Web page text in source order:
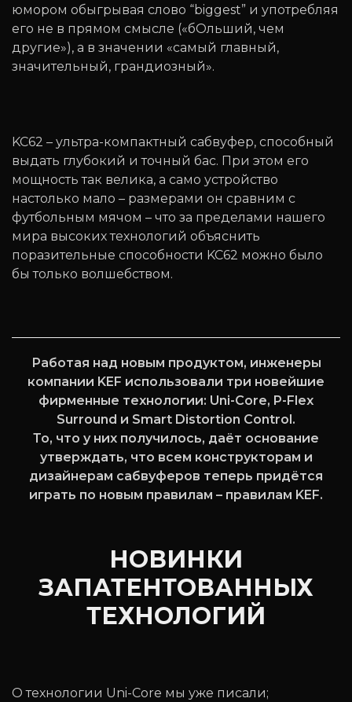
юмором обыгрывая слово “biggest” и употребляя
его не в прямом смысле («бОльший, чем
другие»), а в значении «самый главный,
значительный, грандиозный».
KC62 – ультра-компактный сабвуфер, способный
выдать глубокий и точный бас. При этом его
мощность так велика, а само устройство
настолько мало – размерами он сравним с
футбольным мячом – что за пределами нашего
мира высоких технологий объяснить
поразительные способности KC62 можно было
бы только волшебством.
Работая над новым продуктом, инженеры
компании KEF использовали три новейшие
фирменные технологии: Uni-Core, P-Flex
Surround и Smart Distortion Control.
То, что у них получилось, даёт основание
утверждать, что всем конструкторам и
дизайнерам сабвуферов теперь придётся
играть по новым правилам – правилам KEF.
НОВИНКИ
ЗАПАТЕНТОВАННЫХ
ТЕХНОЛОГИЙ
О технологии Uni-Core мы уже писали;